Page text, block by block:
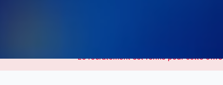
Le recrutement est fermé pour cette offre